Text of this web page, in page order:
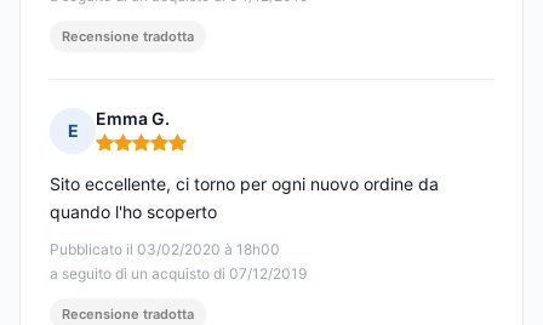
Recensione tradotta
E
Emma G.
Nota: 5 su 5
Pubblicato il 03/02/2020 à 18h00
a seguito di un acquisto di 07/12/2019
Sito eccellente, ci torno per ogni nuovo ordine da
quando l'ho scoperto
Recensione tradotta